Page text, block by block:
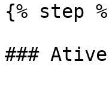
{% step
###